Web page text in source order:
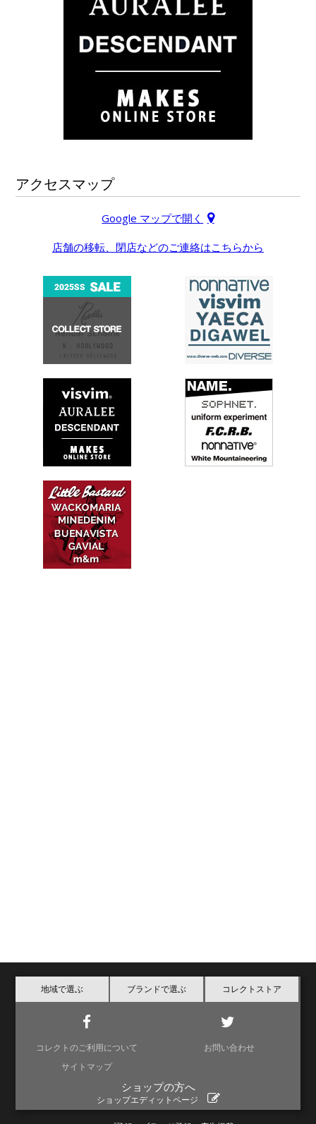
アクセスマップ
Google マップで開く
店舗の移転、閉店などのご連絡はこちらから
地域で選ぶ ブランドで選ぶ コレクトストア
コレクトのご利用について
お問い合わせ
サイトマップ
ショップの方へ
ショップエディットページ